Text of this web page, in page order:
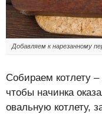
Добавляем к нарезанному
Собираем котлету
чтобы начинка
овальную котлету,